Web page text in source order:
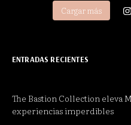
Cargar más
ENTRADAS RECIENTES
The Bastion Collection eleva
experiencias imperdibles